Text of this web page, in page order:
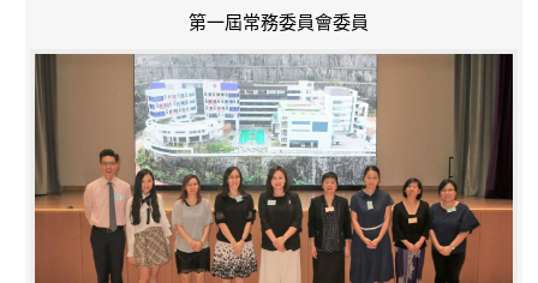
第一屆常務委員會委員